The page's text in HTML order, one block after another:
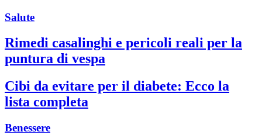
Salute
Rimedi casalinghi e pericoli reali per la
puntura di vespa
Cibi da evitare per il diabete: Ecco la
lista completa
Benessere